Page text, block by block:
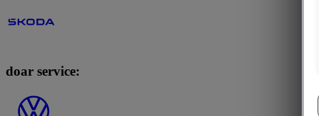
doar service: